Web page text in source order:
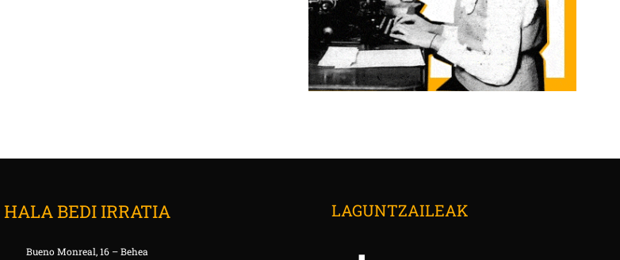
HALA BEDI IRRATIA
Bueno Monreal, 16 – Behea
LAGUNTZAILEAK